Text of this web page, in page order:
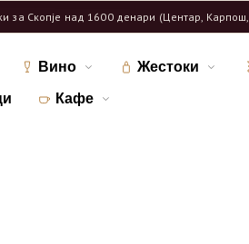
за Скопје над 1600 денари (Центар,
Вино Жестоки
Кафе